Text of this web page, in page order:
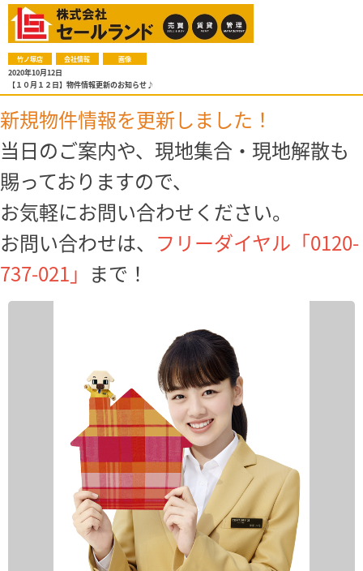
竹ノ塚店 会社情報 画像
2020年10月12日
【１０月１２日】物件情報更新のお知らせ♪
新規物件情報を更新しました！
当日のご案内や、現地集合・現地解散も
賜っておりますので、
お気軽にお問い合わせください。
お問い合わせは、 フリーダイヤル「0120-
737-021」 まで！